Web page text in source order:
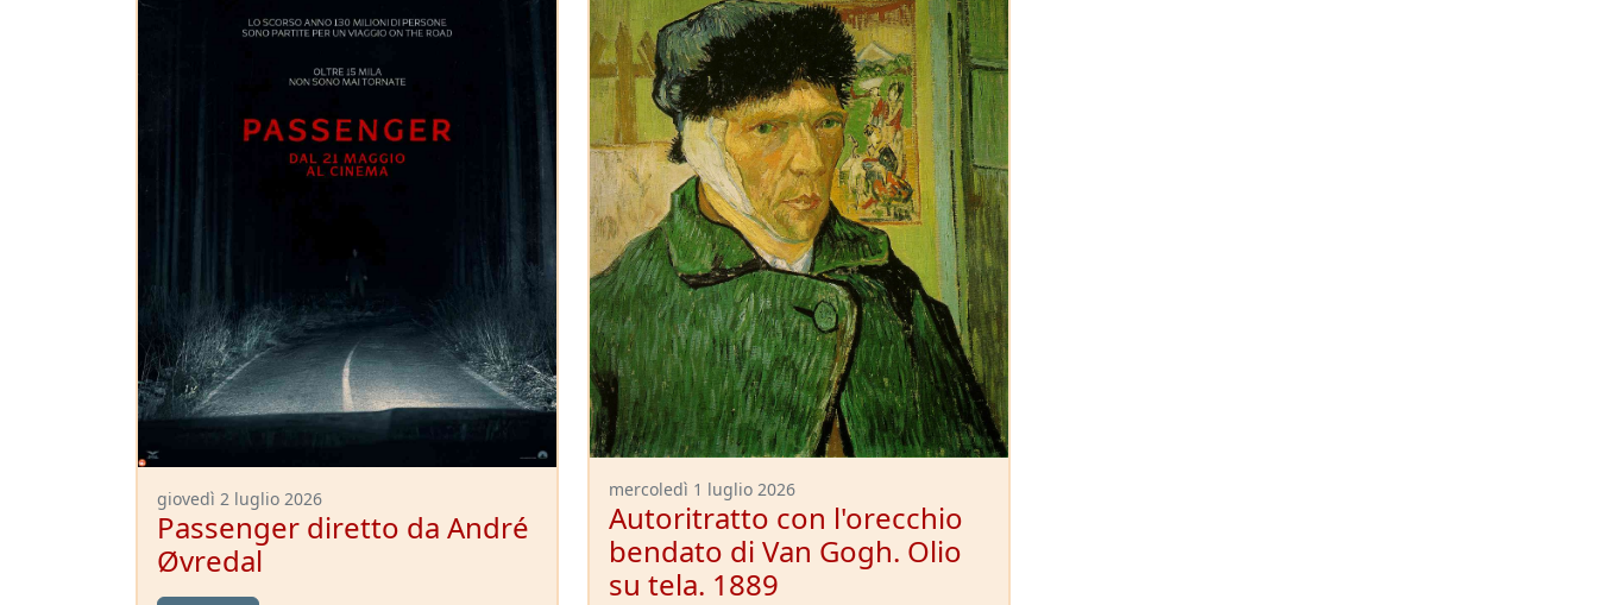
giovedì 2 luglio 2026
Passenger diretto da André
Øvredal
mercoledì 1 luglio 2026
Autoritratto con l'orecchio
bendato di Van Gogh. Olio
su tela. 1889